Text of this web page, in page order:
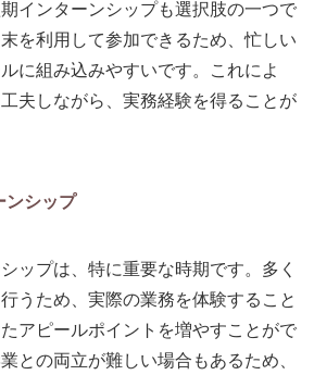
インターンシップも選択肢の一つで
を利用して参加できるため、忙しい
に組み込みやすいです。これによ
夫しながら、実務経験を得ることが
ンシップ
ップは、特に重要な時期です。多く
うため、実際の業務を体験すること
アピールポイントを増やすことがで
との両立が難しい場合もあるため、